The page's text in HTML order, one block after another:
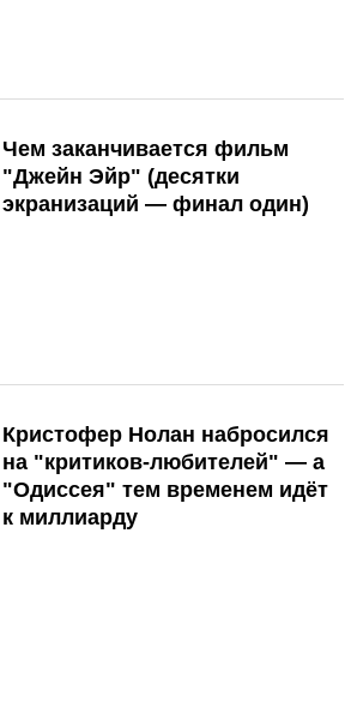
Чем заканчивается фильм
"Джейн Эйр" (десятки
экранизаций — финал один)
Кристофер Нолан набросился
на "критиков-любителей" — а
"Одиссея" тем временем идёт
к миллиарду